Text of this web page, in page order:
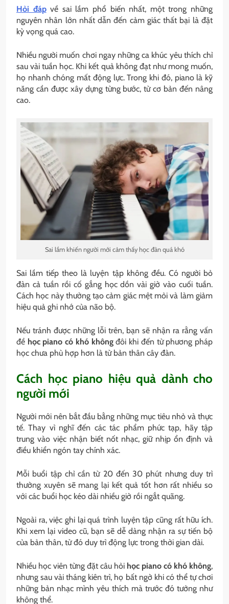
Hỏi đápvề sai lầm phổ biến nhất, một trong những
nguyên nhân lớn nhất dẫn đến cảm giác thất bại là đặt
kỳ vọng quá cao.
Nhiều người muốn chơi ngay những ca khúc yêu thích chỉ
sau vài tuần học. Khi kết quả không đạt như mong muốn,
họ nhanh chóng mất động lực. Trong khi đó, piano là kỹ
năng cần được xây dựng từng bước, từ cơ bản đến nâng
cao.
Sai lầm khiến người mới cảm thấy học đàn quá khó
Sai lầm tiếp theo là luyện tập không đều. Có người bỏ
đàn cả tuần rồi cố gắng học dồn vài giờ vào cuối tuần.
Cách học này thường tạo cảm giác mệt mỏi và làm giảm
hiệu quả ghi nhớ của não bộ.
Nếu tránh được những lỗi trên, bạn sẽ nhận ra rằng vấn
đề học piano có khó khôngđôi khi đến từ phương pháp
học chưa phù hợp hơn là từ bản thân cây đàn.
Cách học piano hiệu quả dành cho
người mới
Người mới nên bắt đầu bằng những mục tiêu nhỏ và thực
tế. Thay vì nghĩ đến các tác phẩm phức tạp, hãy tập
trung vào việc nhận biết nốt nhạc, giữ nhịp ổn định và
điều khiển ngón tay chính xác.
Mỗi buổi tập chỉ cần từ 20 đến 30 phút nhưng duy trì
thường xuyên sẽ mang lại kết quả tốt hơn rất nhiều so
với các buổi học kéo dài nhiều giờ rồi ngắt quãng.
Ngoài ra, việc ghi lại quá trình luyện tập cũng rất hữu ích.
Khi xem lại video cũ, bạn sẽ dễ dàng nhận ra sự tiến bộ
của bản thân, từ đó duy trì động lực trong thời gian dài.
Nhiều học viên từng đặt câu hỏi học piano có khó không,
nhưng sau vài tháng kiên trì, họ bất ngờ khi có thể tự chơi
những bản nhạc mình yêu thích mà trước đó tưởng như
không thể.